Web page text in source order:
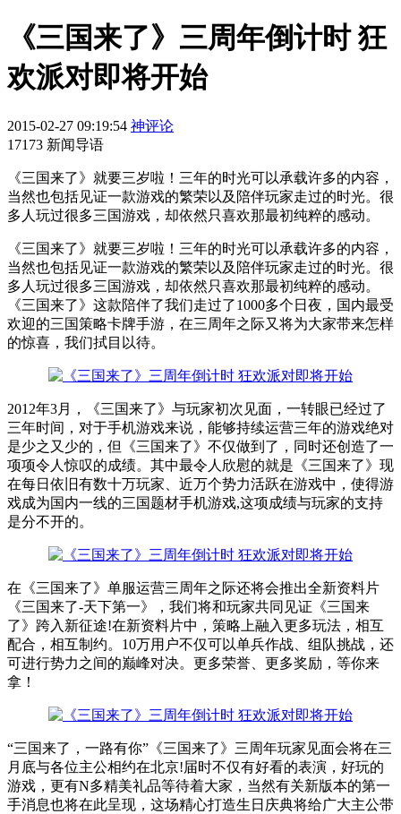
《三国来了》三周年倒计时 狂
欢派对即将开始
2015-02-27 09:19:54 神评论
17173 新闻导语
《三国来了》就要三岁啦！三年的时光可以承载许多的内容，
当然也包括见证一款游戏的繁荣以及陪伴玩家走过的时光。很
多人玩过很多三国游戏，却依然只喜欢那最初纯粹的感动。
《三国来了》就要三岁啦！三年的时光可以承载许多的内容，
当然也包括见证一款游戏的繁荣以及陪伴玩家走过的时光。很
多人玩过很多三国游戏，却依然只喜欢那最初纯粹的感动。
《三国来了》这款陪伴了我们走过了1000多个日夜，国内最受
欢迎的三国策略卡牌手游，在三周年之际又将为大家带来怎样
的惊喜，我们拭目以待。
2012年3月，《三国来了》与玩家初次见面，一转眼已经过了
三年时间，对于手机游戏来说，能够持续运营三年的游戏绝对
是少之又少的，但《三国来了》不仅做到了，同时还创造了一
项项令人惊叹的成绩。其中最令人欣慰的就是《三国来了》现
在每日依旧有数十万玩家、近万个势力活跃在游戏中，使得游
戏成为国内一线的三国题材手机游戏,这项成绩与玩家的支持
是分不开的。
在《三国来了》单服运营三周年之际还将会推出全新资料片
《三国来了-天下第一》，我们将和玩家共同见证《三国来
了》跨入新征途!在新资料片中，策略上融入更多玩法，相互
配合，相互制约。10万用户不仅可以单兵作战、组队挑战，还
可进行势力之间的巅峰对决。更多荣誉、更多奖励，等你来
拿！
“三国来了，一路有你”《三国来了》三周年玩家见面会将在三
月底与各位主公相约在北京!届时不仅有好看的表演，好玩的
游戏，更有N多精美礼品等待着大家，当然有关新版本的第一
手消息也将在此呈现，这场精心打造生日庆典将给广大主公带